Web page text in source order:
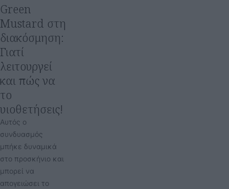
Green
Mustard στη
διακόσμηση:
Γιατί
λειτουργεί
και πώς να
το
υιοθετήσεις!
Αυτός ο
συνδυασμός
μπήκε δυναμικά
στο προσκήνιο και
μπορεί να
απογειώσει το